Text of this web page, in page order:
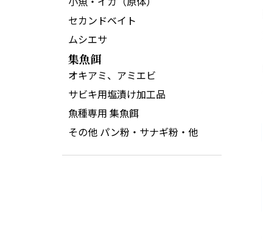
セカンドベイト
ムシエサ
集魚餌
オキアミ、アミエビ
サビキ用塩漬け加工品
魚種専用 集魚餌
その他 パン粉・サナギ粉・他